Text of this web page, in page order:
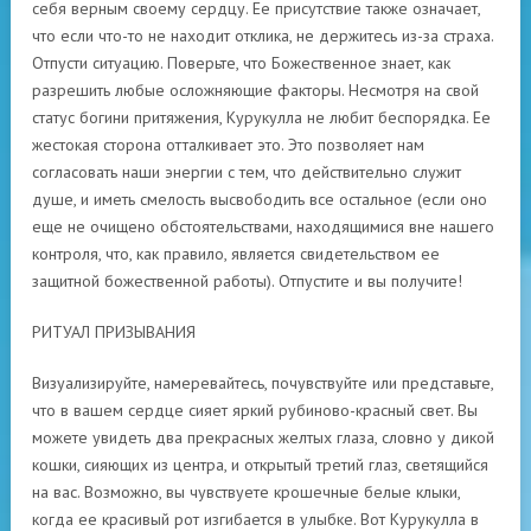
себя верным своему сердцу. Ее присутствие также означает,
что если что-то не находит отклика, не держитесь из-за страха.
Отпусти ситуацию. Поверьте, что Божественное знает, как
разрешить любые осложняющие факторы. Несмотря на свой
статус богини притяжения, Курукулла не любит беспорядка. Ее
жестокая сторона отталкивает это. Это позволяет нам
согласовать наши энергии с тем, что действительно служит
душе, и иметь смелость высвободить все остальное (если оно
еще не очищено обстоятельствами, находящимися вне нашего
контроля, что, как правило, является свидетельством ее
защитной божественной работы). Отпустите и вы получите!
РИТУАЛ ПРИЗЫВАНИЯ
Визуализируйте, намеревайтесь, почувствуйте или представьте,
что в вашем сердце сияет яркий рубиново-красный свет. Вы
можете увидеть два прекрасных желтых глаза, словно у дикой
кошки, сияющих из центра, и открытый третий глаз, светящийся
на вас. Возможно, вы чувствуете крошечные белые клыки,
когда ее красивый рот изгибается в улыбке. Вот Курукулла в